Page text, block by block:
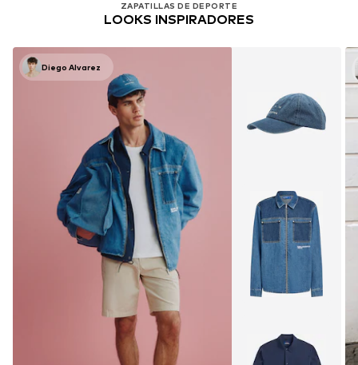
ZAPATILLAS DE DEPORTE
LOOKS INSPIRADORES
Diego Alvarez